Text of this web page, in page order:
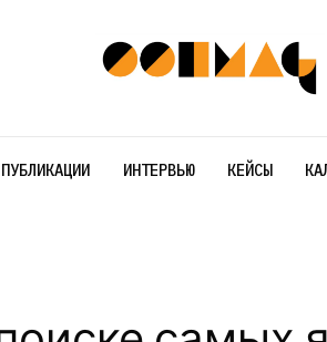
ПУБЛИКАЦИИ ИНТЕРВЬЮ КЕЙСЫ